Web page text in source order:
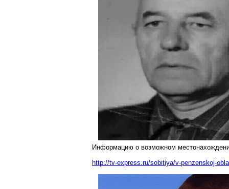
Информацию о возможном
http://tv-express.ru/sobitiya/v-penzenskoj-